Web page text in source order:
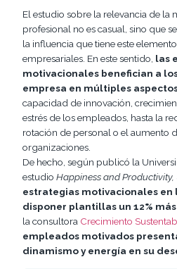
El estudio sobre la relevancia de la
profesional no es casual, sino que
la influencia que tiene este
empresariales. En este sentido, las
motivacionales benefician a
empresa en múltiples
capacidad de innovación,
estrés de los empleados, hasta la
rotación de personal o el aumento
organizaciones.
De hecho, según publicó la
estudio Happiness and Productivity,
estrategias motivacionales en
disponer plantillas un 12%
la consultora Crecimiento
empleados motivados
dinamismo y energía en su